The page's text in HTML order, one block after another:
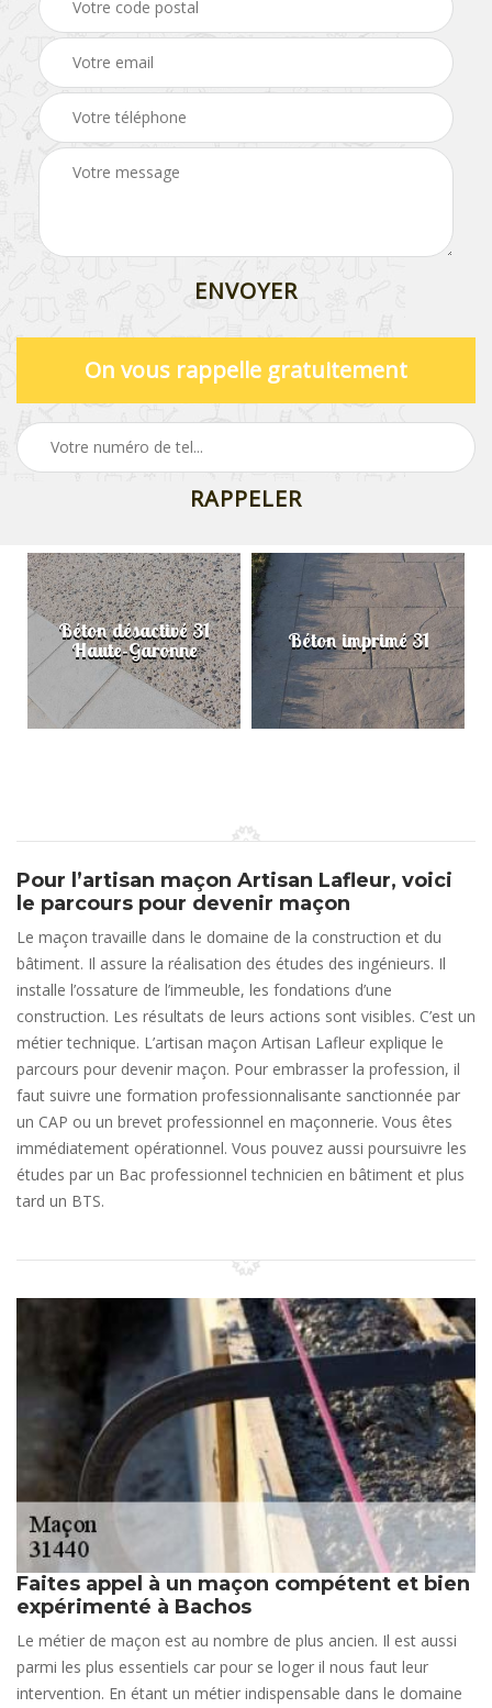
On vous rappelle gratuitement
Béton désactivé 31
Haute-Garonne Béton imprimé 31
Pour l’artisan maçon Artisan Lafleur, voici
le parcours pour devenir maçon
Le maçon travaille dans le domaine de la construction et du
bâtiment. Il assure la réalisation des études des ingénieurs. Il
installe l’ossature de l’immeuble, les fondations d’une
construction. Les résultats de leurs actions sont visibles. C’est un
métier technique. L’artisan maçon Artisan Lafleur explique le
parcours pour devenir maçon. Pour embrasser la profession, il
faut suivre une formation professionnalisante sanctionnée par
un CAP ou un brevet professionnel en maçonnerie. Vous êtes
immédiatement opérationnel. Vous pouvez aussi poursuivre les
études par un Bac professionnel technicien en bâtiment et plus
tard un BTS.
Faites appel à un maçon compétent et bien
expérimenté à Bachos
Le métier de maçon est au nombre de plus ancien. Il est aussi
parmi les plus essentiels car pour se loger il nous faut leur
intervention. En étant un métier indispensable dans le domaine